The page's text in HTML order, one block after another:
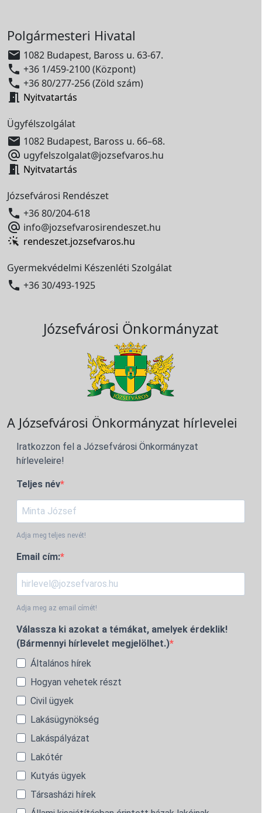
Polgármesteri Hivatal
 1082 Budapest, Baross u. 63-67.
 +36 1/459-2100 (Központ)
 +36 80/277-256 (Zöld szám)
 Nyitvatartás
Ügyfélszolgálat
 1082 Budapest, Baross u. 66–68.
 ugyfelszolgalat@jozsefvaros.hu
 Nyitvatartás
Józsefvárosi Rendészet
 +36 80/204-618
 info@jozsefvarosirendeszet.hu
rendeszet.jozsefvaros.hu
Gyermekvédelmi Készenléti Szolgálat
 +36 30/493-1925
Józsefvárosi Önkormányzat
A Józsefvárosi Önkormányzat hírlevelei
Iratkozzon fel a Józsefvárosi Önkormányzat
hírleveleire!
Teljes név
Adja meg teljes nevét!
Email cím:
Adja meg az email címét!
Válassza ki azokat a témákat, amelyek érdeklik!
(Bármennyi hírlevelet megjelölhet.)
Általános hírek
Hogyan vehetek részt
Civil ügyek
Lakásügynökség
Lakáspályázat
Lakótér
Kutyás ügyek
Társasházi hírek